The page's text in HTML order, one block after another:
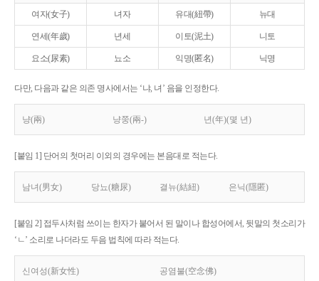
여자(女子) 녀자 유대(紐帶) 뉴대
연세(年歲) 년세 이토(泥土) 니토
요소(尿素) 뇨소 익명(匿名) 닉명
다만, 다음과 같은 의존 명사에서는 ‘냐, 녀’ 음을 인정한다.
냥(兩) 냥쭝(兩-) 년(年)(몇 년)
[붙임 1] 단어의 첫머리 이외의 경우에는 본음대로 적는다.
남녀(男女) 당뇨(糖尿) 결뉴(結紐) 은닉(隱匿)
[붙임 2] 접두사처럼 쓰이는 한자가 붙어서 된 말이나 합성어에서, 뒷말의 첫소리가
‘ㄴ’ 소리로 나더라도 두음 법칙에 따라 적는다.
신여성(新女性)
공염불(空念佛)